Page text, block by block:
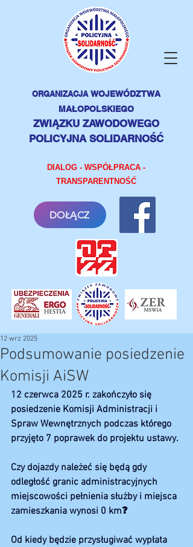
ORGANIZACJAWOJEWÓDZTWA
MAŁOPOLSKIEGO
ZWIĄZKU ZAWODOWEGO
POLICYJNA SOLIDARNOŚĆ
DIALOG - WSPÓŁPRACA -
TRANSPARENTNOŚĆ
DOŁĄCZ
Podsumowanie posiedzenie
Komisji AiSW
12 wrz 2025
12 czerwca 2025 r. zakończyło się
posiedzenie Komisji Administracji i
Spraw Wewnętrznych podczas którego
przyjęto 7 poprawek do projektu ustawy.
Czy dojazdy należeć się będą gdy
odległość granic administracyjnych
miejscowości pełnienia służby i miejsca
zamieszkania wynosi 0 km❓️
Od kiedy będzie przysługiwać wypłata